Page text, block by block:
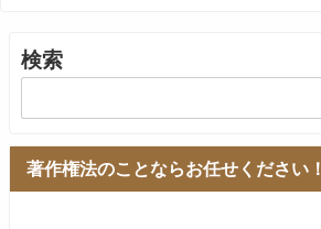
検索
著作権法のことならお任せください！